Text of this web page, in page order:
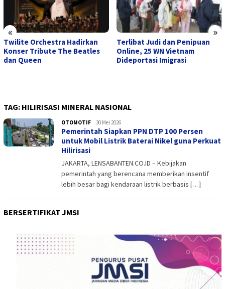
« »
Twilite Orchestra Hadirkan
Konser Tribute The Beatles
dan Queen
Terlibat Judi dan Penipuan
Online, 25 WN Vietnam
Dideportasi Imigrasi
TAG: HILIRISASI MINERAL NASIONAL
OTOMOTIF admin
30 Mei 2026
Pemerintah Siapkan PPN DTP 100 Persen
untuk Mobil Listrik Baterai Nikel guna Perkuat
Hilirisasi
JAKARTA, LENSABANTEN.CO.ID – Kebijakan
pemerintah yang berencana memberikan insentif
lebih besar bagi kendaraan listrik berbasis […]
BERSERTIFIKAT JMSI